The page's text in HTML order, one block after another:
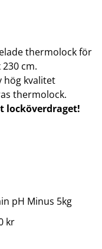
thermolock för
cm.
hög kvalitet
thermolock.
locköverdraget!
pH Minus 5kg
kr